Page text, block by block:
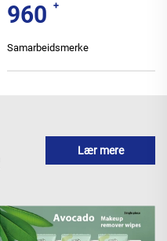
1000
Samarbeidsmerke
Lær mere